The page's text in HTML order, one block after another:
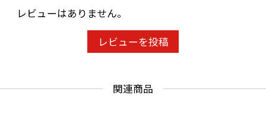
レビューはありません。
レビューを投稿
関連商品